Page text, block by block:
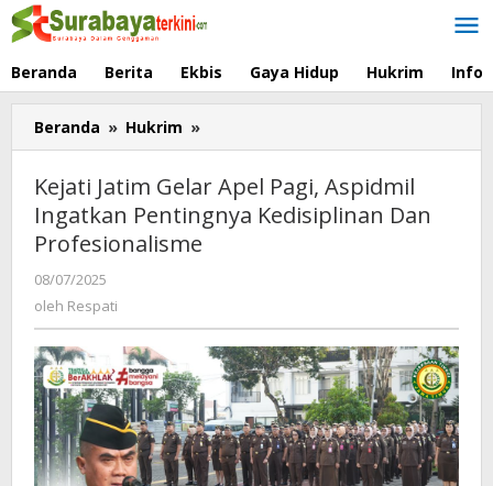
Lewati
ke
Beranda Berita Ekbis Gaya Hidup Hukrim Info
Beranda » Hukrim »
Jatim
Apel
Pagi,
Dan
Profesionalisme
Kejati Jatim Gelar Apel Pagi, Aspidmil
Ingatkan Pentingnya Kedisiplinan Dan
Profesionalisme
08/07/2025
oleh Respati